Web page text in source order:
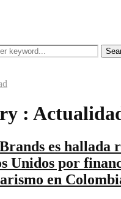
:
es hallada
Unidos por
en